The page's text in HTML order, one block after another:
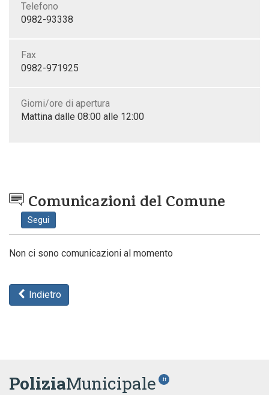
Telefono
0982-93338
Fax
0982-971925
Giorni/ore di apertura
Mattina dalle 08:00 alle 12:00
Comunicazioni del Comune
Segui
Non ci sono comunicazioni al momento
Indietro
PoliziaMunicipale .it